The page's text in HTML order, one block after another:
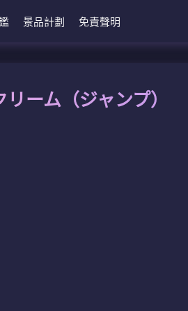
景品計劃 免責聲明
ーム（ジャンプ）